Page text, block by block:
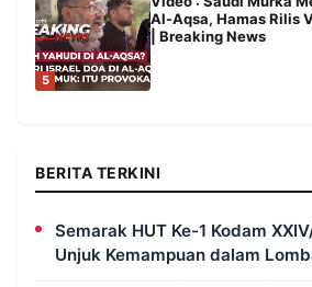
5
Al-Aqsa, Hamas Rilis
| Breaking News
BERITA TERKINI
Semarak HUT Ke-1 Kodam
Unjuk Kemampuan dalam
Militer